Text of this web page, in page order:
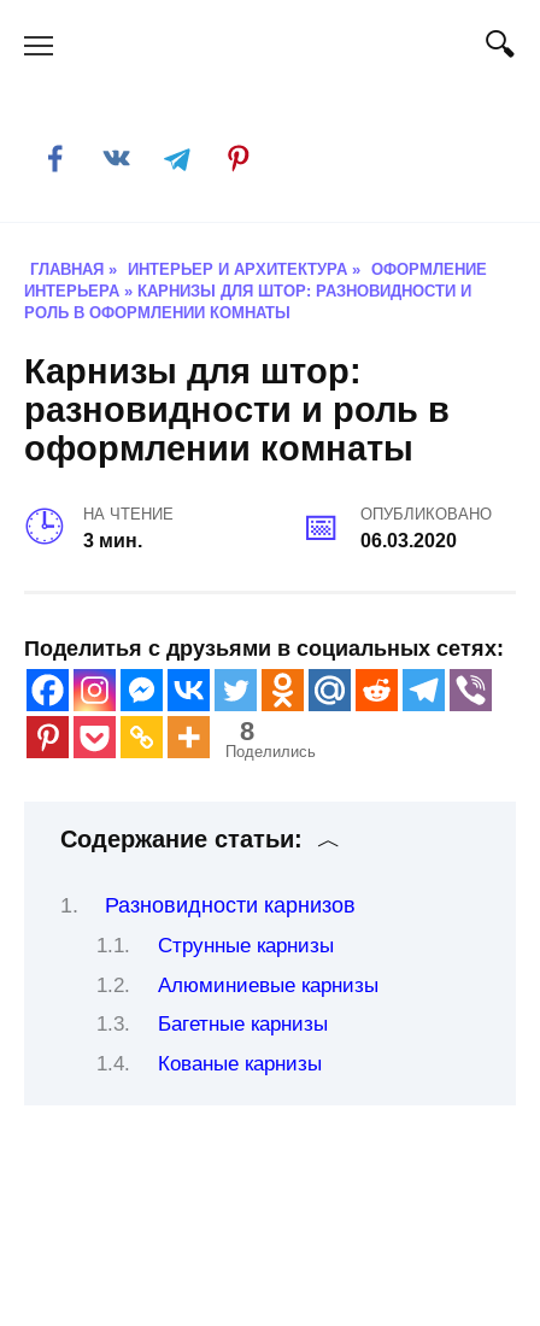
ГЛАВНАЯ » ИНТЕРЬЕР И АРХИТЕКТУРА »
ОФОРМЛЕНИЕ
ИНТЕРЬЕРА » КАРНИЗЫ ДЛЯ ШТОР: РАЗНОВИДНОСТИ И
РОЛЬ В ОФОРМЛЕНИИ КОМНАТЫ
Карнизы для штор:
разновидности и роль в
оформлении комнаты
НА ЧТЕНИЕ
3 мин.
ОПУБЛИКОВАНО
06.03.2020
Поделитья с друзьями в социальных сетях:
8
Поделились
Содержание статьи:
Разновидности карнизов
Струнные карнизы
Алюминиевые карнизы
Багетные карнизы
Кованые карнизы